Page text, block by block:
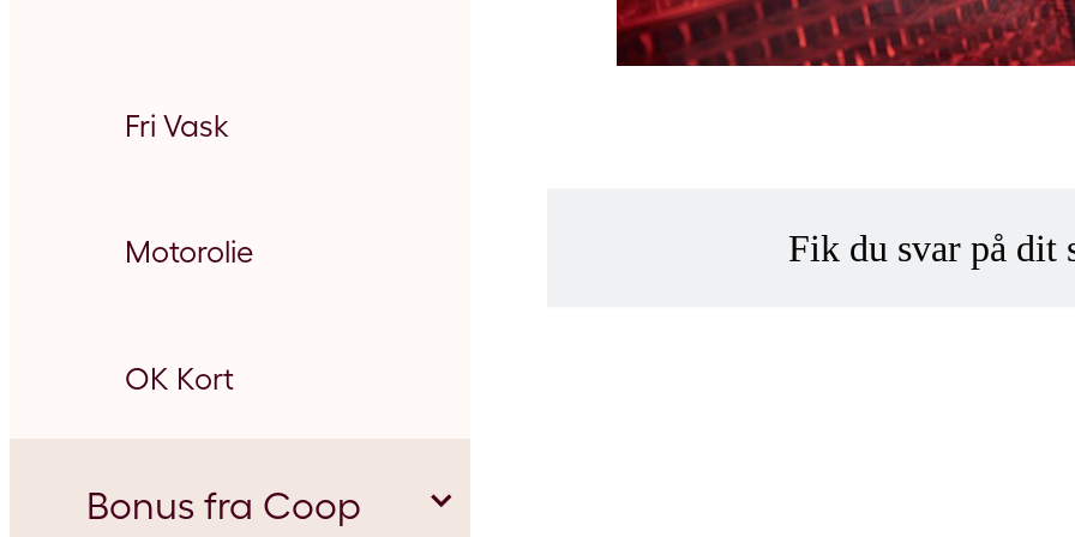
Fri Vask
Motorolie
OK Kort
Bonus fra Coop
Fik du svar på dit
Hvorfor ikke? Indsend din